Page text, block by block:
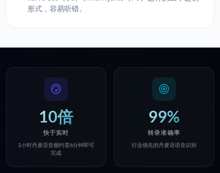
形式，容易听错。
10倍
快于实时
1小时丹麦语音频约需6分钟即可
完成
99%
转录准确率
行业领先的丹麦语语音识别